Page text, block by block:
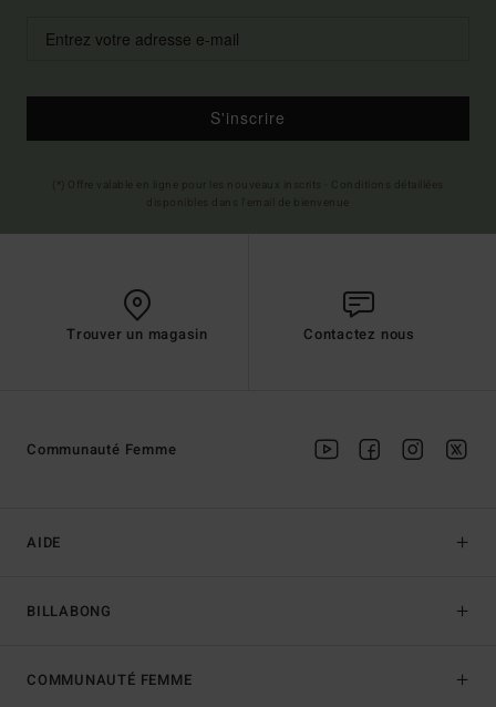
S'inscrire
Trouver un magasin Contactez nous
AIDE
BILLABONG
Communauté Femme
COMMUNAUTÉ FEMME